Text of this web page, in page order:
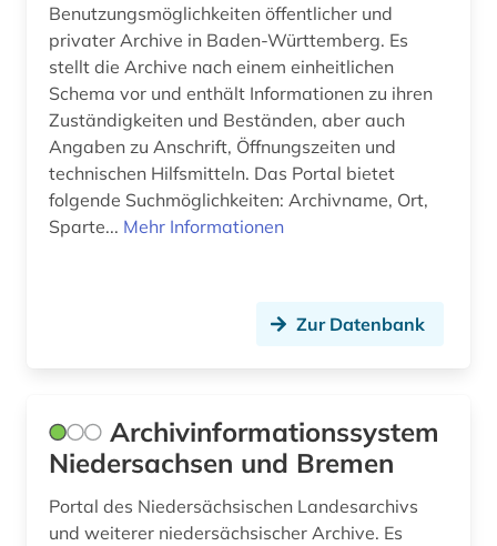
indien (1)
informationswesen (1)
inkunabel (12)
islam (3)
italien (2)
karte (2)
katalog (23)
kloster lorsch (1)
Benutzungsmöglichkeiten öffentlicher und
privater Archive in Baden-Württemberg. Es
stellt die Archive nach einem einheitlichen
Schema vor und enthält Informationen zu ihren
Zuständigkeiten und Beständen, aber auch
Angaben zu Anschrift, Öffnungszeiten und
technischen Hilfsmitteln. Das Portal bietet
folgende Suchmöglichkeiten: Archivname, Ort,
Sparte... Mehr Informationen
Zur Datenbank
Archivinformationssystem
Niedersachsen und Bremen
Portal des Niedersächsischen Landesarchivs
und weiterer niedersächsischer Archive. Es